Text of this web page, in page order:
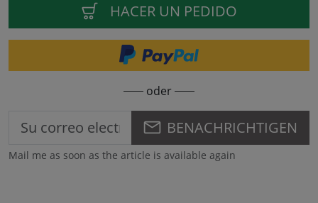
HACER UN PEDIDO
oder
BENACHRICHTIGEN
Mail me as soon as the article is available again